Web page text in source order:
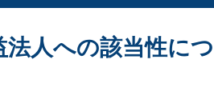
法人への該当性に